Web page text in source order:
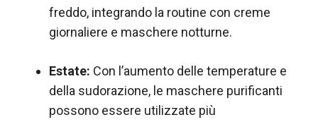
freddo, integrando la routine con creme
giornaliere e maschere notturne.
Estate: Con l’aumento delle temperature e
della sudorazione, le maschere purificanti
possono essere utilizzate più